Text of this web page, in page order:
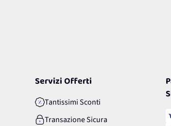
Servizi Offerti
Tantissimi Sconti
Transazione Sicura